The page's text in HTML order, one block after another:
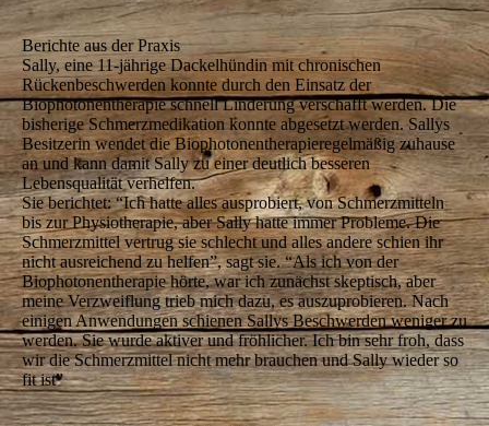
Berichte aus der Praxis
Sally, eine 11-jährige Dackelhündin mit chronischen
Rückenbeschwerden konnte durch den Einsatz der
Biophotonentherapie schnell Linderung verschafft werden. Die
bisherige Schmerzmedikation konnte abgesetzt werden. Sallys
Besitzerin wendet die Biophotonentherapieregelmäßig zuhause
an und kann damit Sally zu einer deutlich besseren
Lebensqualität verhelfen.
Sie berichtet: “Ich hatte alles ausprobiert, von Schmerzmitteln
bis zur Physiotherapie, aber Sally hatte immer Probleme. Die
Schmerzmittel vertrug sie schlecht und alles andere schien ihr
nicht ausreichend zu helfen”, sagt sie. “Als ich von der
Biophotonentherapie hörte, war ich zunächst skeptisch, aber
meine Verzweiflung trieb mich dazu, es auszuprobieren. Nach
einigen Anwendungen schienen Sallys Beschwerden weniger zu
werden. Sie wurde aktiver und fröhlicher. Ich bin sehr froh, dass
wir die Schmerzmittel nicht mehr brauchen und Sally wieder so
fit ist”